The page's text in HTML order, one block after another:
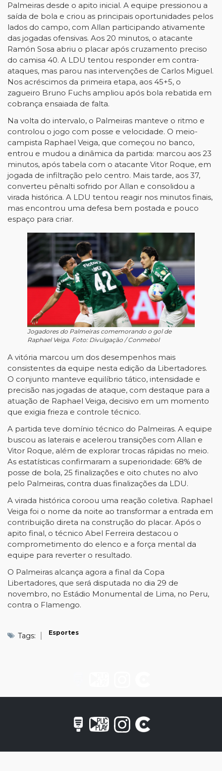
Palmeiras desde o apito inicial. A equipe pressionou a
saída de bola e criou as principais oportunidades pelos
lados do campo, com Allan participando ativamente
das jogadas ofensivas. Aos 20 minutos, o atacante
Ramón Sosa abriu o placar após cruzamento preciso
do camisa 40. A LDU tentou responder em contra-
ataques, mas parou nas intervenções de Carlos Miguel.
Nos acréscimos da primeira etapa, aos 45+5, o
zagueiro Bruno Fuchs ampliou após bola rebatida em
cobrança ensaiada de falta.
Na volta do intervalo, o Palmeiras manteve o ritmo e
controlou o jogo com posse e velocidade. O meio-
campista Raphael Veiga, que começou no banco,
entrou e mudou a dinâmica da partida: marcou aos 23
minutos, após tabela com o atacante Vitor Roque, em
jogada de infiltração pelo centro. Mais tarde, aos 37,
converteu pênalti sofrido por Allan e consolidou a
virada histórica. A LDU tentou reagir nos minutos finais,
mas encontrou uma defesa bem postada e pouco
espaço para criar.
Jogadores do Palmeiras comemorando o gol de
Raphael Veiga. Foto: Divulgação / Conmebol
A vitória marcou um dos desempenhos mais
consistentes da equipe nesta edição da Libertadores.
O conjunto manteve equilíbrio tático, intensidade e
precisão nas jogadas de ataque, com destaque para a
atuação de Raphael Veiga, decisivo em um momento
que exigia frieza e controle técnico.
A partida teve domínio técnico do Palmeiras. A equipe
buscou as laterais e acelerou transições com Allan e
Vitor Roque, além de explorar trocas rápidas no meio.
As estatísticas confirmaram a superioridade: 68% de
posse de bola, 25 finalizações e oito chutes no alvo
pelo Palmeiras, contra duas finalizações da LDU.
A virada histórica coroou uma reação coletiva. Raphael
Veiga foi o nome da noite ao transformar a entrada em
contribuição direta na construção do placar. Após o
apito final, o técnico Abel Ferreira destacou o
comprometimento do elenco e a força mental da
equipe para reverter o resultado.
O Palmeiras alcança agora a final da Copa
Libertadores, que será disputada no dia 29 de
novembro, no Estádio Monumental de Lima, no Peru,
contra o Flamengo.
Tags: Esportes